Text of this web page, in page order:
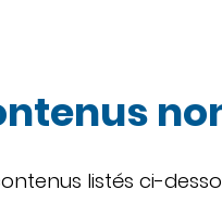
listés ci-